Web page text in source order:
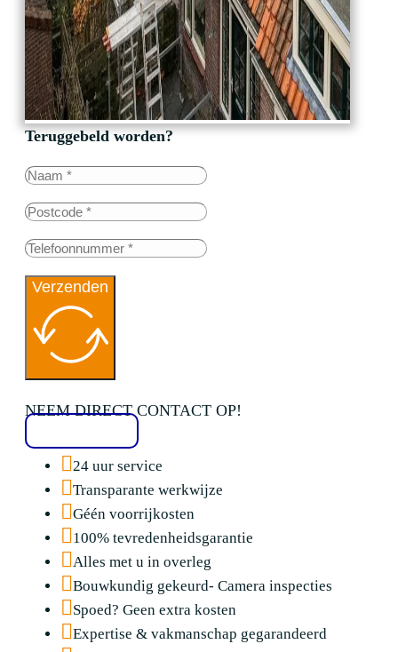
Teruggebeld worden?
Verzenden
NEEM DIRECT CONTACT OP!
24 uur service
Transparante werkwijze
Géén voorrijkosten
100% tevredenheidsgarantie
Alles met u in overleg
Bouwkundig gekeurd- Camera inspecties
Spoed? Geen extra kosten
Expertise & vakmanschap gegarandeerd